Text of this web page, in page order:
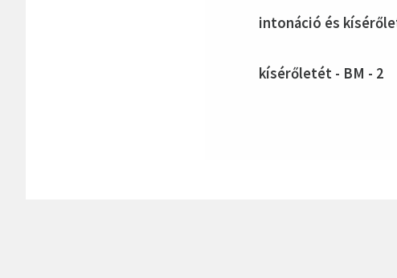
intonáció és
kísérőletét - BM - 2